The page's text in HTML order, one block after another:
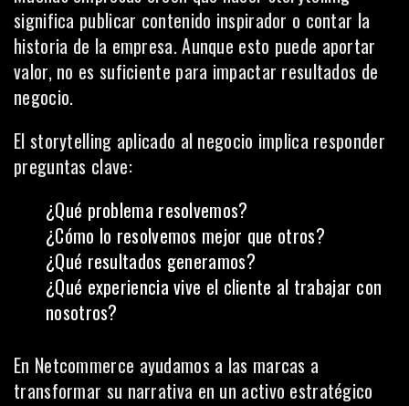
significa publicar contenido inspirador o contar la
historia de la empresa. Aunque esto puede aportar
valor, no es suficiente para impactar resultados de
negocio.
El storytelling aplicado al negocio implica responder
preguntas clave:
¿Qué problema resolvemos?
¿Cómo lo resolvemos mejor que otros?
¿Qué resultados generamos?
¿Qué experiencia vive el cliente al trabajar con
nosotros?
En Netcommerce ayudamos a las marcas a
transformar su narrativa en un activo estratégico